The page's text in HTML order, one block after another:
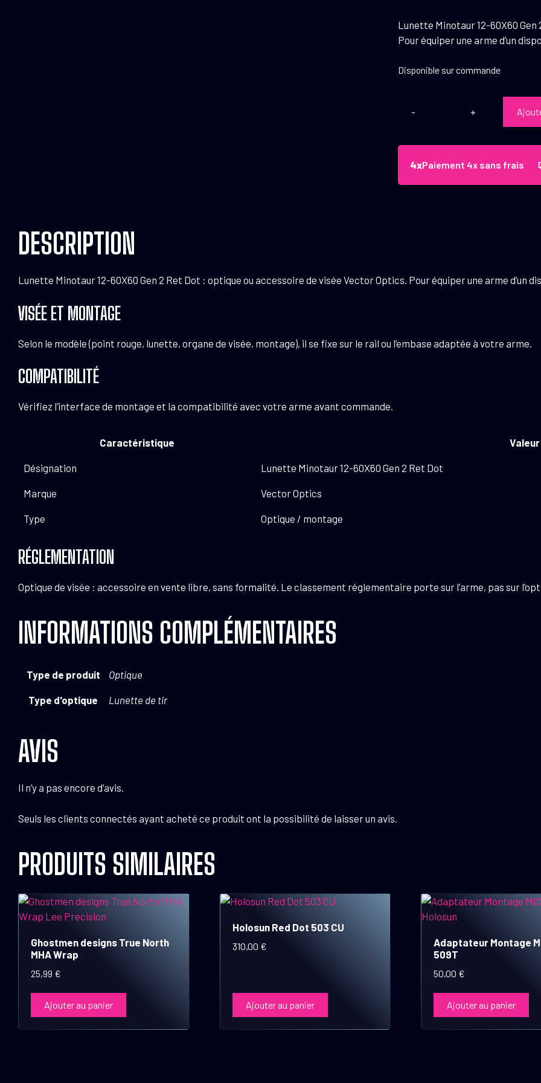
Lunette Minotaur 12-60X60
Pour équiper une arme d’un
Disponible sur commande
Vector
Optics
Dot
Paiement 4x sans frais
DESCRIPTION
Lunette Minotaur 12-60X60 Gen 2 Ret Dot : optique ou accessoire de visée Vector Optics. Pour équiper une arme d’un
VISÉE ET MONTAGE
Selon le modèle (point rouge, lunette, organe de visée, montage), il se fixe sur le rail ou l’embase adaptée à votre arme.
COMPATIBILITÉ
Vérifiez l’interface de montage et la compatibilité avec votre arme avant commande.
Caractéristique Valeur
Désignation Lunette Minotaur 12-60X60 Gen 2 Ret Dot
Marque Vector Optics
Type Optique / montage
RÉGLEMENTATION
Optique de visée : accessoire en vente libre, sans formalité. Le classement réglementaire porte sur l’arme, pas sur
INFORMATIONS COMPLÉMENTAIRES
Type de produit Optique
Type d'optique Lunette de tir
AVIS
Il n’y a pas encore d’avis.
Seuls les clients connectés ayant acheté ce produit ont la possibilité de laisser un avis.
PRODUITS SIMILAIRES
Ghostmen designs True North
MHA Wrap
25,99 €
Ajouter au panier
Holosun Red Dot 503 CU
310,00 €
Ajouter au panier
Adaptateur Montage
509T
50,00 €
Ajouter au panier